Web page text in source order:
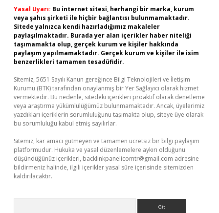
Yasal Uyarı: Bu internet sitesi, herhangi bir marka, kurum
veya şahıs şirketi ile hiçbir bağlantısı bulunmamaktadır.
Sitede yalnızca kendi hazırladığımız makaleler
paylaşılmaktadır. Burada yer alan içerikler haber niteliği
taşımamakta olup, gerçek kurum ve kişiler hakkında
paylaşım yapılmamaktadır. Gerçek kurum ve kişiler ile isim
benzerlikleri tamamen tesadüfidir.
Sitemiz, 5651 Sayılı Kanun gereğince Bilgi Teknolojileri ve İletişim
Kurumu (BTK) tarafından onaylanmış bir Yer Sağlayıcı olarak hizmet
vermektedir. Bu nedenle, sitedeki içerikleri proaktif olarak denetleme
veya araştırma yükümlülüğümüz bulunmamaktadır. Ancak, üyelerimiz
yazdıkları içeriklerin sorumluluğunu taşımakta olup, siteye üye olarak
bu sorumluluğu kabul etmiş sayılırlar.
Sitemiz, kar amacı gütmeyen ve tamamen ücretsiz bir bilgi paylaşım
platformudur. Hukuka ve yasal düzenlemelere aykırı olduğunu
düşündüğünüz içerikleri, backlinkpanelicomtr@gmail.com adresine
bildirmeniz halinde, ilgili içerikler yasal süre içerisinde sitemizden
kaldırılacaktır.